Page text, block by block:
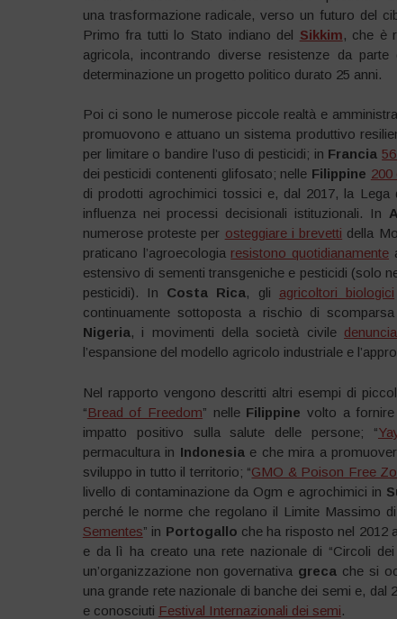
una trasformazione radicale, verso un futuro del
Primo fra tutti lo Stato indiano del Sikkim, che è
agricola, incontrando diverse resistenze da
determinazione un progetto politico durato 25 anni.
Poi ci sono le numerose piccole realtà e
promuovono e attuano un sistema produttivo
per limitare o bandire l’uso di pesticidi; in Francia
dei pesticidi contenenti glifosato; nelle Filippine 200
di prodotti agrochimici tossici e, dal 2017, la
influenza nei processi decisionali istituzionali. In
numerose proteste per osteggiare i brevetti della
praticano l’agroecologia resistono quotidianamente
estensivo di sementi transgeniche e pesticidi (solo
pesticidi). In Costa Rica, gli agricoltori biologici
continuamente sottoposta a rischio di
Nigeria, i movimenti della società civile
l’espansione del modello agricolo industriale e
Nel rapporto vengono descritti altri esempi di
“Bread of Freedom” nelle Filippine volto a fornire
impatto positivo sulla salute delle persone; “
permacultura in Indonesiae che mira a
sviluppo in tutto il territorio; “GMO & Poison Free
livello di contaminazione da Ogm e agrochimici in
perché le norme che regolano il Limite Massimo
Sementes” in Portogallo che ha risposto nel 2012
e da lì ha creato una rete nazionale di “Circoli
un’organizzazione non governativa greca che si
una grande rete nazionale di banche dei semi e,
e conosciuti Festival Internazionali dei semi.